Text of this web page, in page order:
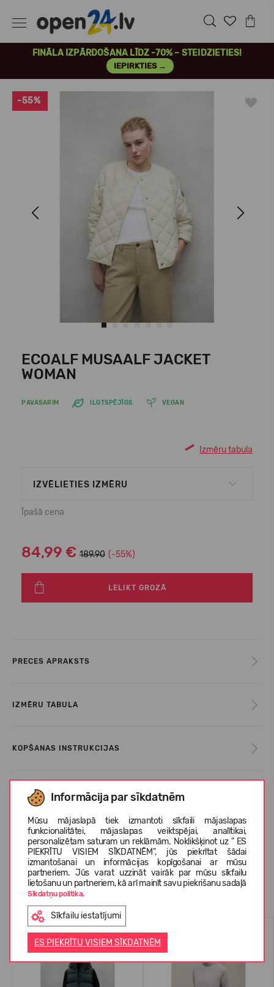
FINĀLA IZPĀRDOŠANA LĪDZ -70% – STEIDZIETIES!
IEPIRKTIES →
Informācija par sīkdatnēm
Mūsu mājaslapā tiek izmantoti sīkfaili mājaslapas
funkcionalitātei, mājaslapas veiktspējai, analītikai,
personalizētam saturam un reklāmām. Noklikšķinot uz " ES
PIEKRĪTU VISIEM SĪKDATNĒM", jūs piekrītat šādai
izmantošanai un informācijas kopīgošanai ar mūsu
partneriem. Jūs varat uzzināt vairāk par mūsu sīkfailu
lietošanu un partneriem, kā arī mainīt savu piekrišanu sadaļā
Sīkdatņu politika.
Sīkfailu iestatījumi
ES PIEKRĪTU VISIEM SĪKDATNĒM
Next
-55%
ECOALF MUSAALF JACKET
WOMAN
PAVASARIM ILGTSPĒJĪGS VEGAN
Izmēru tabula
IZVĒLIETIES IZMĒRU
Īpašā cena
84,99 € 189.90 (-55%)
LELIKT GROZĀ
PRECES APRAKSTS
IZMĒRU TABULA
KOPŠANAS INSTRUKCIJAS
PAR ECOALF
KLIENTU ATSAUKSMES (0)
Līdzīgas preces
-54%
-54%